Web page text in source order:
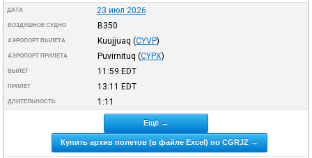
ДАТА 23 июл 2026
ВОЗДУШНОЕ СУДНО B350
АЭРОПОРТ ВЫЛЕТА Kuujjuaq (CYVP)
АЭРОПОРТ ПРИЛЕТА Puvirnituq (CYPX)
ВЫЛЕТ 11:59 EDT
ПРИЛЕТ 13:11 EDT
ДЛИТЕЛЬНОСТЬ 1:11
Ещё →
Купить архив полетов (в файле Excel) по CGRJZ →